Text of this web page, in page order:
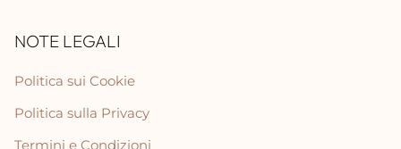
NOTE LEGALI
Politica sui Cookie
Politica sulla Privacy
Termini e Condizioni